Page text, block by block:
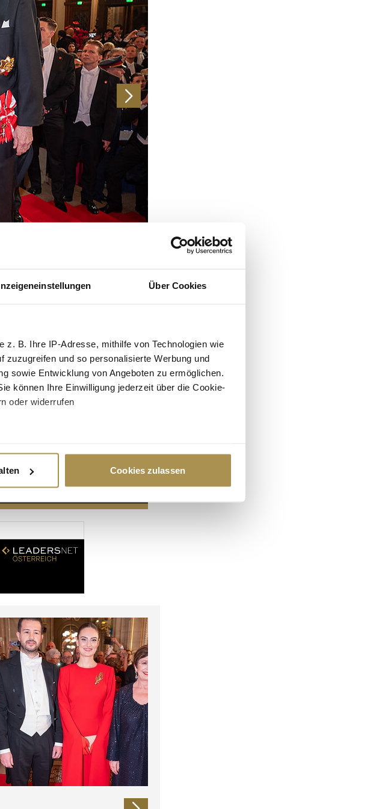
Über Cookies
z. B. Ihre IP-Adresse, mithilfe von Technologien wie
und so personalisierte Werbung und
sowie Entwicklung von Angeboten zu ermöglichen.
können Ihre Einwilligung jederzeit über die Cookie-
oder widerrufen
und legen Sie Ihre Präferenzen im
Funktionen für soziale Medien anbieten zu können
weiter. Unsere Partner führen diese Informationen
haben oder die sie im Rahmen Ihrer Nutzung
Cookies zulassen